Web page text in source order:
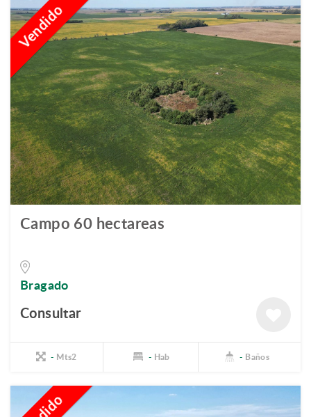
Vendido
Campo 60 hectareas
Bragado
Consultar
- Mts2 - Hab - Baños